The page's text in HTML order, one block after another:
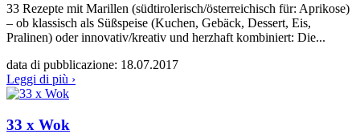
33 Rezepte mit Marillen (südtirolerisch/österreichisch für: Aprikose)
– ob klassisch als Süßspeise (Kuchen, Gebäck, Dessert, Eis,
Pralinen) oder innovativ/kreativ und herzhaft kombiniert: Die...
data di pubblicazione: 18.07.2017
Leggi di più ›
33 x Wok